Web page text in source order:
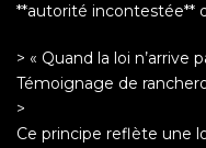
**autorité incontestée**
> « Quand la loi n’arrive
Témoignage de
>
Ce principe reflète une